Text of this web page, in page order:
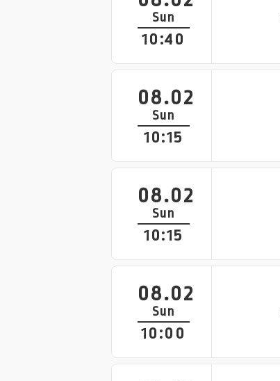
Sun
10:40
08.02
Sun
10:15
08.02
Sun
10:15
08.02
Sun
10:00